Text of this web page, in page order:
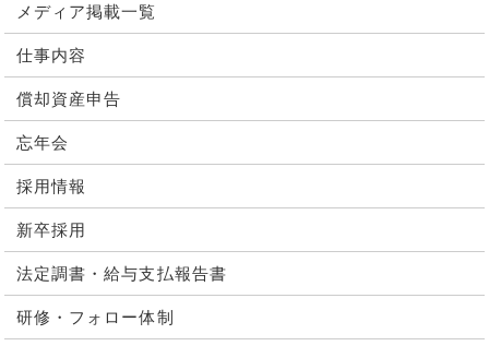
メディア掲載一覧
仕事内容
償却資産申告
忘年会
採用情報
新卒採用
法定調書・給与支払報告書
研修・フォロー体制